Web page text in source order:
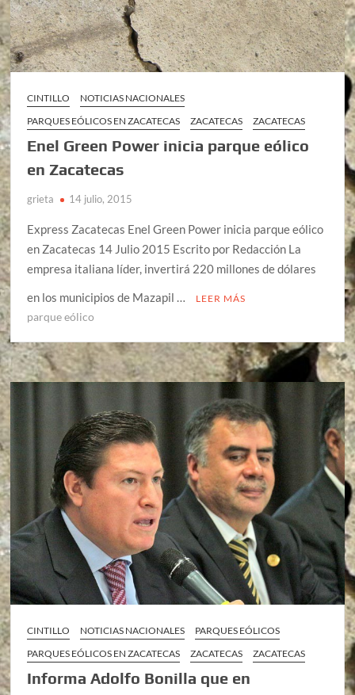
CINTILLO
NOTICIAS NACIONALES
PARQUES EÓLICOS EN ZACATECAS
ZACATECAS ZACATECAS
Enel Green Power inicia parque eólico
en Zacatecas
grieta 14 julio, 2015
Express Zacatecas Enel Green Power inicia parque eólico
en Zacatecas 14 Julio 2015 Escrito por Redacción La
empresa italiana líder, invertirá 220 millones de dólares
en los municipios de Mazapil …
LEER MÁS
parque eólico
CINTILLO NOTICIAS NACIONALES
PARQUES EÓLICOS
PARQUES EÓLICOS EN ZACATECAS
ZACATECAS ZACATECAS
Informa Adolfo Bonilla que en